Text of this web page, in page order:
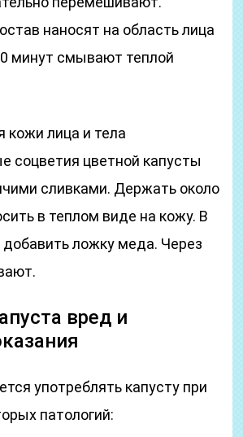
наносят на область лица
минут смывают теплой
кожи лица и тела
соцветия цветной капусты
сливками. Держать около
в теплом виде на кожу. В
ложку меда. Через
вред и
употреблять капусту при
патологий: